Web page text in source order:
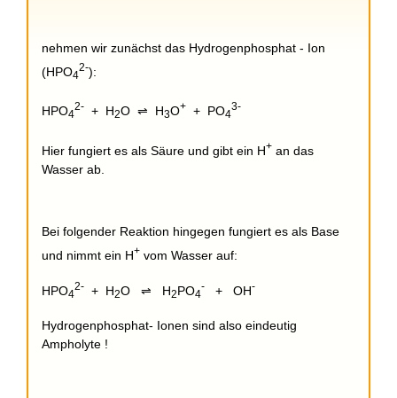
nehmen wir zunächst das Hydrogenphosphat - Ion
(HPO4
2-):
HPO4
2- + H2O ⇌ H3O+ + PO4
3-
Hier fungiert es als Säure und gibt ein H+ an das
Wasser ab.
Bei folgender Reaktion hingegen fungiert es als Base
und nimmt ein H+ vom Wasser auf:
HPO4
2- + H2O ⇌ H2PO4
- + OH-
Hydrogenphosphat- Ionen sind also eindeutig
Ampholyte !